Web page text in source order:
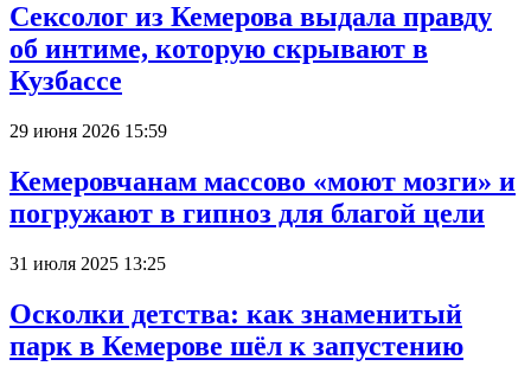
Сексолог из Кемерова выдала правду
об интиме, которую скрывают в
Кузбассе
29 июня 2026 15:59
Кемеровчанам массово «моют мозги» и
погружают в гипноз для благой цели
31 июля 2025 13:25
Осколки детства: как знаменитый
парк в Кемерове шёл к запустению